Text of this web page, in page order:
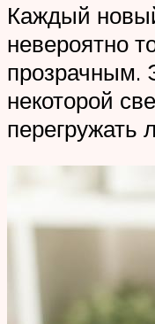
Каждый
невероятно
прозрачным.
некоторой
перегружать